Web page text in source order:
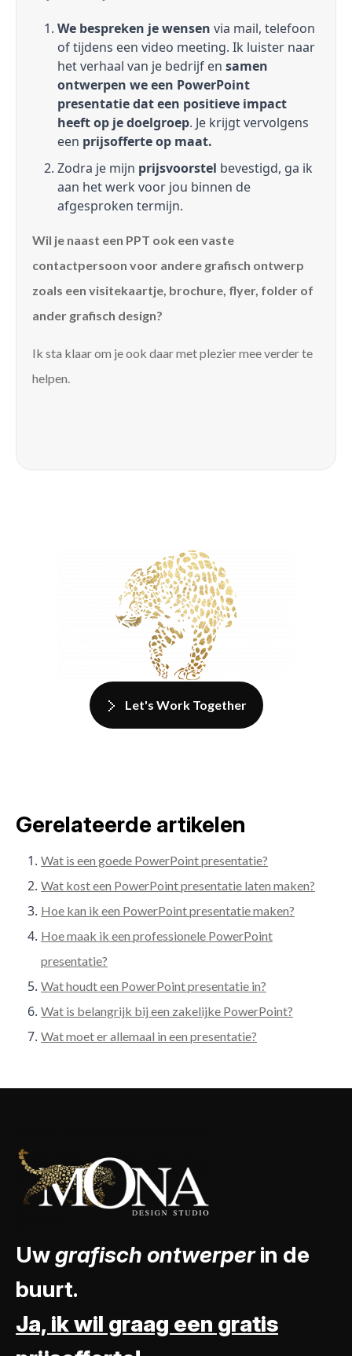
We bespreken je wensen via mail, telefoon
of tijdens een video meeting. Ik luister naar
het verhaal van je bedrijf en samen
ontwerpen we een PowerPoint
presentatie dat een positieve impact
heeft op je doelgroep. Je krijgt vervolgens
een prijsofferte op maat.
Zodra je mijn prijsvoorstel bevestigd, ga ik
aan het werk voor jou binnen de
afgesproken termijn.
Wil je naast een PPT ook een vaste
contactpersoon voor andere grafisch ontwerp
zoals een visitekaartje, brochure, flyer, folder of
ander grafisch design?
Ik sta klaar om je ook daar met plezier mee verder te
helpen.
Let's Work Together
Gerelateerde artikelen
Wat is een goede PowerPoint presentatie?
Wat kost een PowerPoint presentatie laten maken?
Hoe kan ik een PowerPoint presentatie maken?
Hoe maak ik een professionele PowerPoint
presentatie?
Wat houdt een PowerPoint presentatie in?
Wat is belangrijk bij een zakelijke PowerPoint?
Wat moet er allemaal in een presentatie?
Uwgrafisch ontwerperin de
buurt.
Ja, ik wil graag een gratis